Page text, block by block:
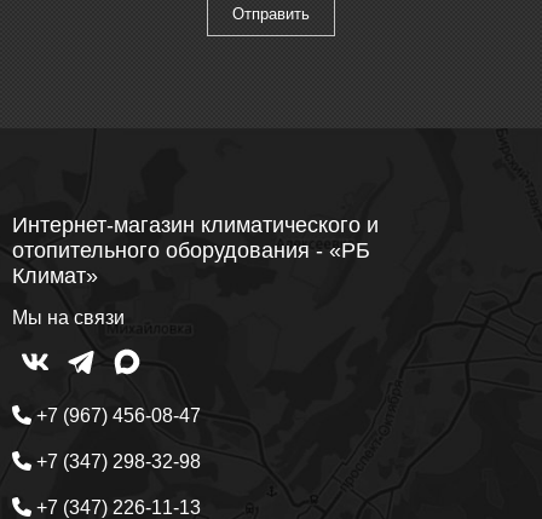
Интернет-магазин климатического и
отопительного оборудования - «РБ
Климат»
Мы на связи
+7 (967) 456-08-47
+7 (347) 298-32-98
+7 (347) 226-11-13